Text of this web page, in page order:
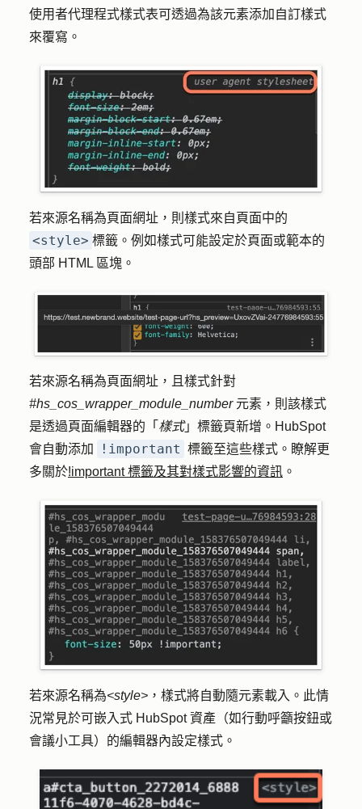
使用者代理程式樣式表可透過為該元素添加自訂樣式
來覆寫。
若來源名稱為頁面網址，則樣式來自頁面中的
<style> 標籤。例如樣式可能設定於頁面或範本的
頭部 HTML 區塊。
若來源名稱為頁面網址，且樣式針對
#hs_cos_wrapper_module_number元素，則該樣式
是透過頁面編輯器的「 樣式」標籤頁新增。HubSpot
會自動添加
!important 標籤至這些樣式。瞭解更
多關於!important 標籤及其對樣式影響的資訊 。
若來源名稱為<style> ，樣式將自動隨元素載入。此情
況常見於可嵌入式 HubSpot 資產（如行動呼籲按鈕或
會議小工具）的編輯器內設定樣式。